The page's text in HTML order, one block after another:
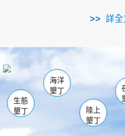
詳全
海生館
恆春
龍鑾潭自然中心
瓊麻館
關山 墾管
白砂
生態
墾丁
海洋
墾丁
陸上
墾丁